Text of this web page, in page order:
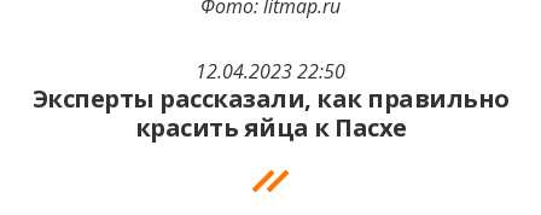
12.04.2023 22:50
Эксперты рассказали, как правильно
красить яйца к Пасхе
Фото: litmap.ru